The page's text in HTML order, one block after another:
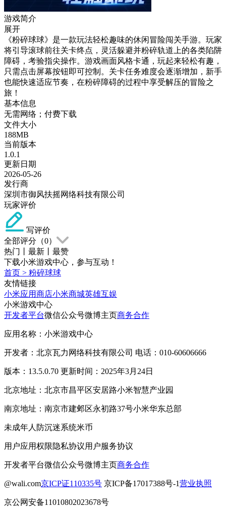
游戏简介
展开
《粉碎球球》是一款玩法轻松趣味的休闲冒险闯关手游。玩家
将引导滚球前往关卡终点，灵活躲避并粉碎轨道上的各类陷阱
障碍，考验指尖操作。游戏画面风格卡通，玩起来轻松有趣，
只需点击屏幕按钮即可控制。关卡任务难度会逐渐增加，新手
也能快速适应节奏，在粉碎障碍的过程中享受解压的冒险之
旅！
基本信息
无需网络；付费下载
文件大小
188MB
当前版本
1.0.1
更新日期
2026-05-26
发行商
深圳市御风扶摇网络科技有限公司
玩家评价
写评价
全部评分（0）
热门
最新
最赞
下载小米游戏中心，参与互动！
首页 > 粉碎球球
友情链接
小米应用商店小米商城英雄互娱
小米游戏中心
开发者平台微信公众号微博主页商务合作
应用名称：小米游戏中心
开发者：北京瓦力网络科技有限公司 电话：010-60606666
版本：13.5.0.70 更新时间：2025年3月24日
北京地址：北京市昌平区安居路小米智慧产业园
南京地址：南京市建邺区永初路37号小米华东总部
未成年人防沉迷系统米币
用户应用权限隐私协议用户服务协议
开发者平台微信公众号微博主页商务合作
@wali.com京ICP证110335号 京ICP备17017388号-1营业执照
京公网安备11010802023678号